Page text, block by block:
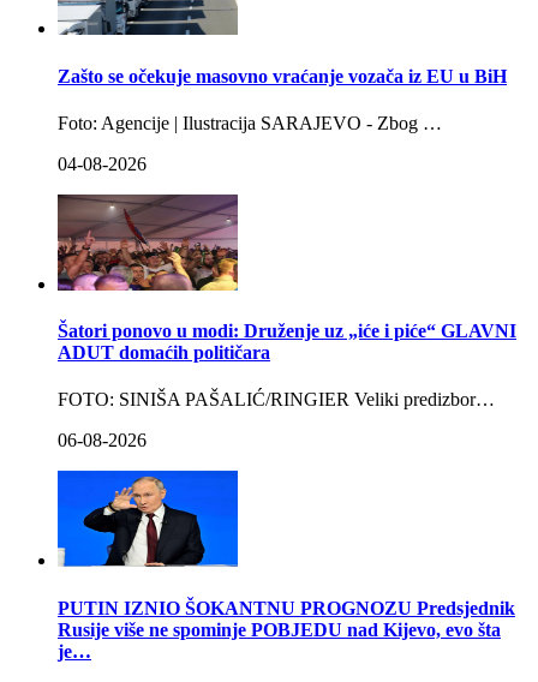
Zašto se očekuje masovno vraćanje vozača iz EU u BiH
Foto: Agencije | Ilustracija SARAJEVO - Zbog …
04-08-2026
Šatori ponovo u modi: Druženje uz „iće i piće“ GLAVNI
ADUT domaćih političara
FOTO: SINIŠA PAŠALIĆ/RINGIER Veliki predizbor…
06-08-2026
PUTIN IZNIO ŠOKANTNU PROGNOZU Predsjednik
Rusije više ne spominje POBJEDU nad Kijevo, evo šta
je…